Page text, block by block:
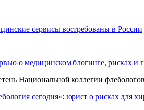
сервисы востребованы в России
о медицинском блогинге, рисках и
сегодня»: юрист о рисках для